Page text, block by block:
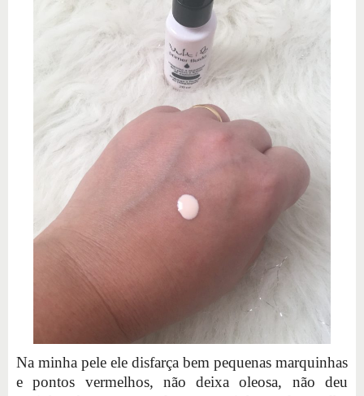
Na minha pele ele disfarça bem pequenas marquinhas
e pontos vermelhos, não deixa oleosa, não deu